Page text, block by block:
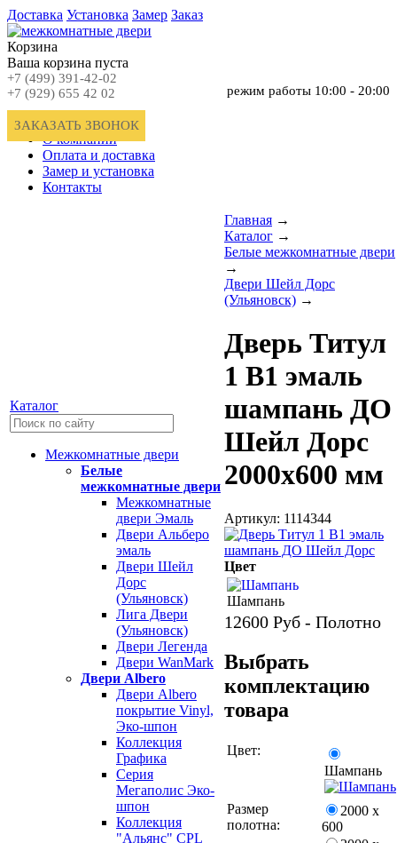
Доставка Установка Замер Заказ
Корзина
Ваша корзина пуста
+7 (499) 391-42-02
+7 (929) 655 42 02
ЗАКАЗАТЬ ЗВОНОК
режим работы 10:00 - 20:00
Главная
О компании
Оплата и доставка
Замер и установка
Контакты
Каталог
Межкомнатные двери
Белые
межкомнатные двери
Межкомнатные
двери Эмаль
Двери Альберо
эмаль
Двери Шейл
Дорс
(Ульяновск)
Лига Двери
(Ульяновск)
Двери Легенда
Двери WanMark
Двери Albero
Двери Albero
покрытие Vinyl,
Эко-шпон
Коллекция
Графика
Серия
Мегаполис Эко-
шпон
Коллекция
"Альянс" CPL
Главная →
Каталог →
Белые межкомнатные двери
→
Двери Шейл Дорс
(Ульяновск) →
Дверь Титул
1 В1 эмаль
шампань ДО
Шейл Дорс
2000х600 мм
Артикул: 1114344
Цвет
Шампань
12600 Руб - Полотно
Выбрать
комплектацию
товара
Цвет:
Шампань
Размер
полотна:
2000 х
600